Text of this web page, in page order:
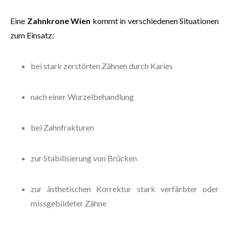
Eine Zahnkrone Wien kommt in verschiedenen Situationen
zum Einsatz:
bei stark zerstörten Zähnen durch Karies
nach einer Wurzelbehandlung
bei Zahnfrakturen
zur Stabilisierung von Brücken
zur ästhetischen Korrektur stark verfärbter oder
missgebildeter Zähne